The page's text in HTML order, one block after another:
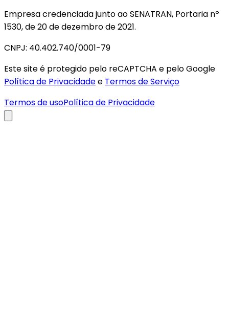
Empresa credenciada junto ao SENATRAN, Portaria nº
1530, de 20 de dezembro de 2021.
CNPJ: 40.402.740/0001-79
Este site é protegido pelo reCAPTCHA e pelo Google
Política de Privacidadee Termos de Serviço
Termos de usoPolítica de Privacidade